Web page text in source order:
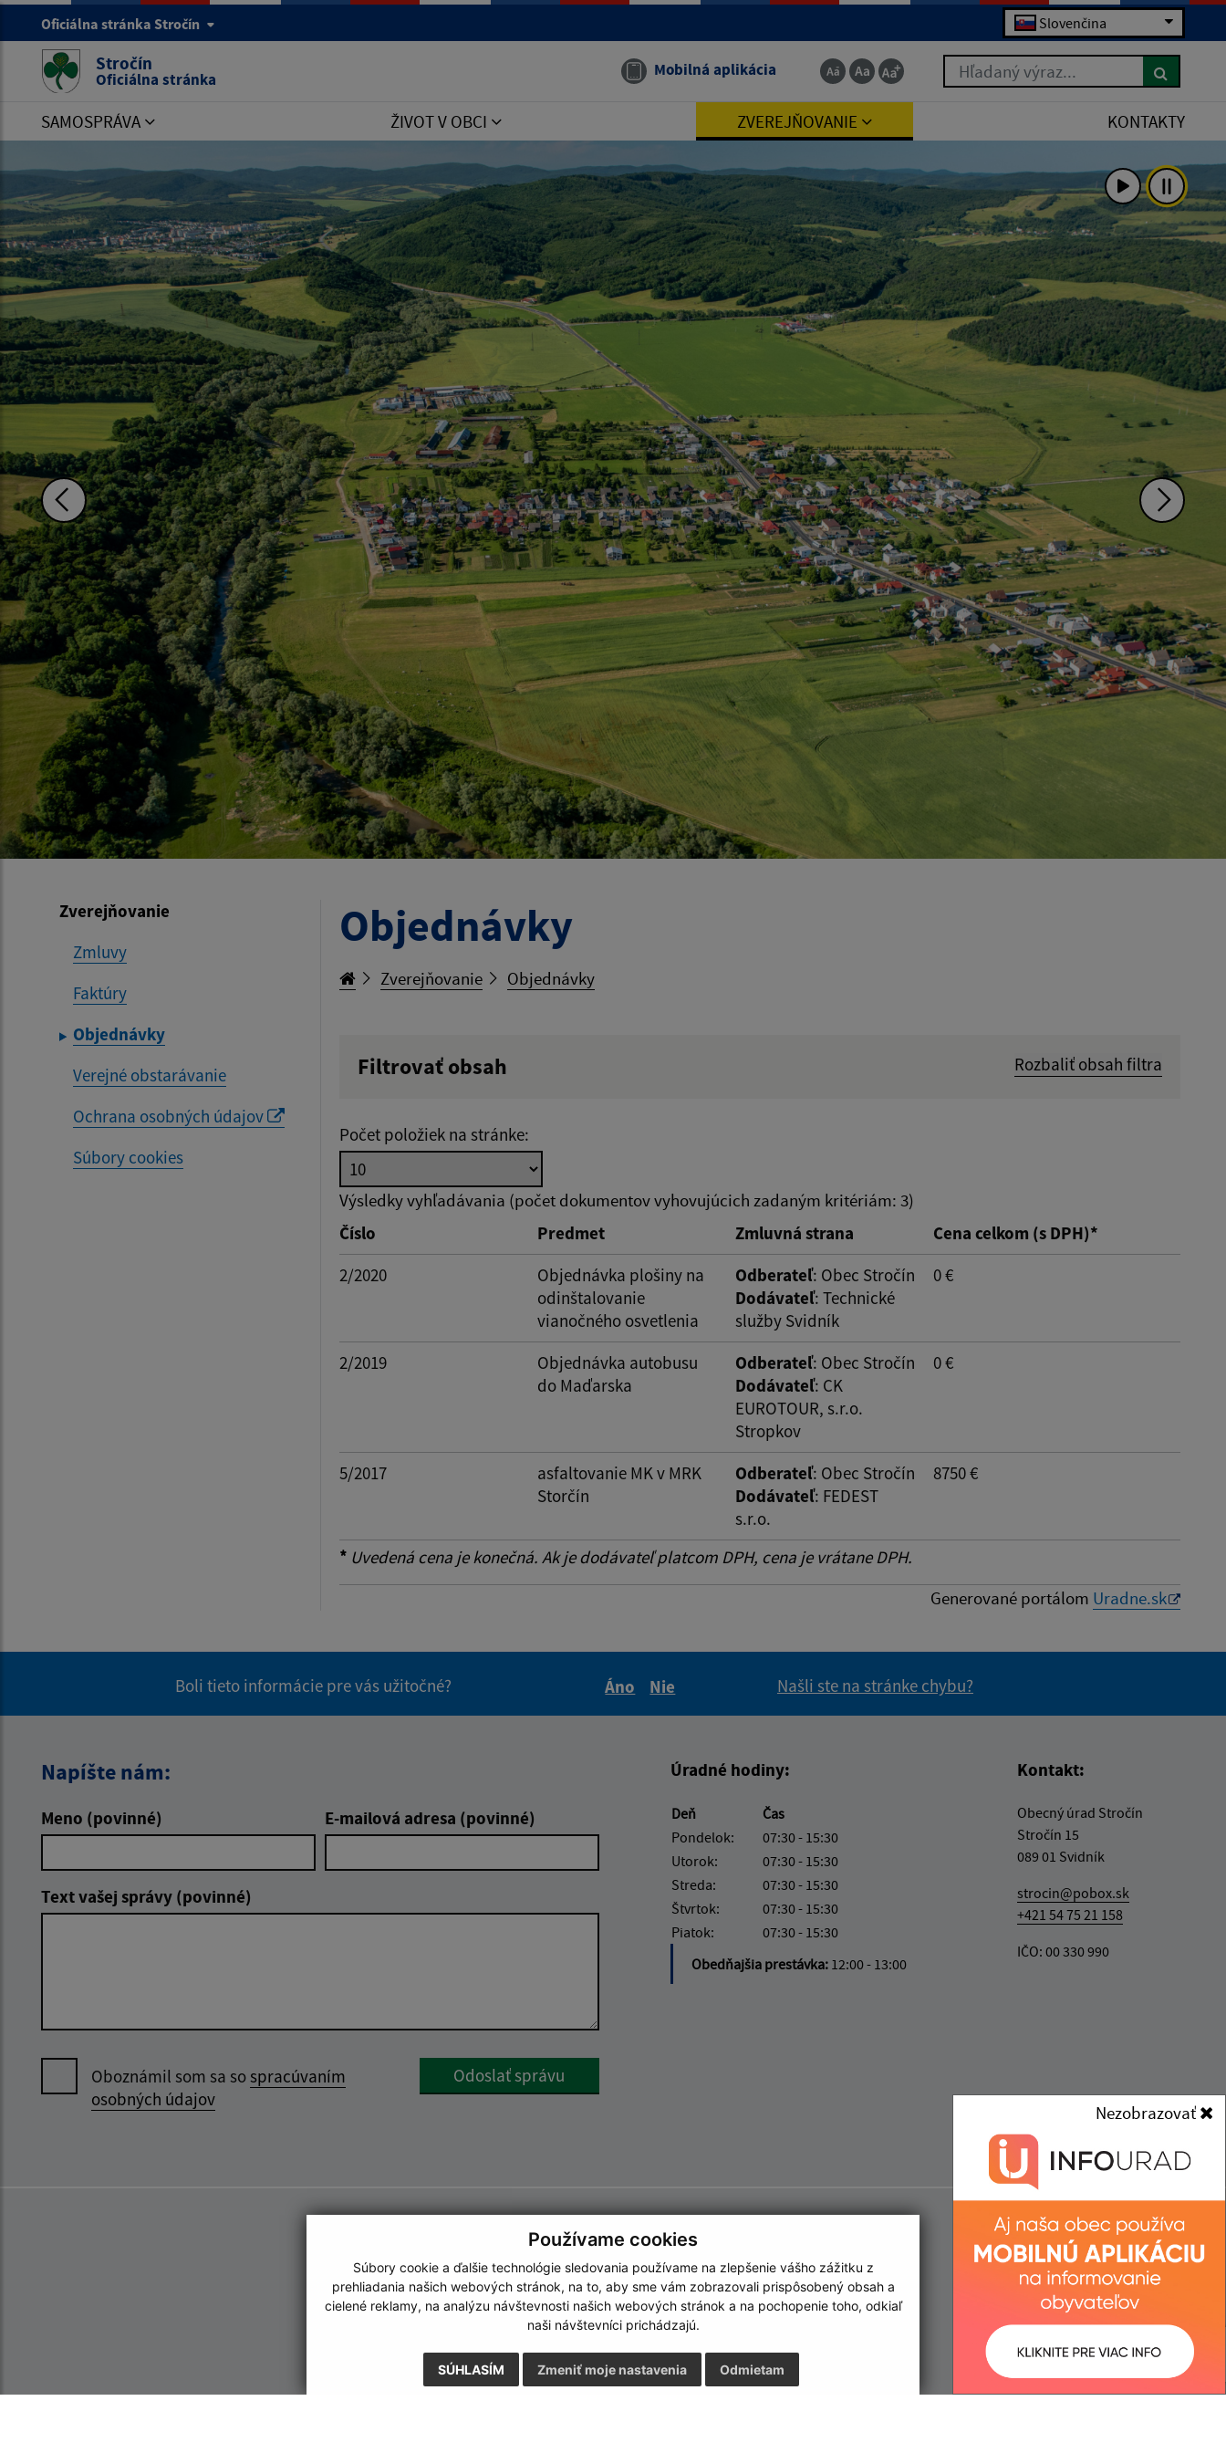
Používame cookies
Súbory cookie a ďalšie technológie sledovania používame na zlepšenie vášho zážitku z
prehliadania našich webových stránok, na to, aby sme vám zobrazovali prispôsobený obsah a
cielené reklamy, na analýzu návštevnosti našich webových stránok a na pochopenie toho, odkiaľ
naši návštevníci prichádzajú.
SÚHLASÍM Odmietam
Zmeniť moje nastavenia
Nezobrazovať
Oficiálna stránka Stročín Slovenčina
Stročín
Oficiálna stránka Mobilná aplikácia Hľadaný výraz...
SAMOSPRÁVA ŽIVOT V OBCI ZVEREJŇOVANIE KONTAKTY
Zverejňovanie
Zmluvy
Faktúry
Objednávky
Verejné obstarávanie
Ochrana osobných údajov
Súbory cookies
Objednávky
Zverejňovanie Objednávky
Filtrovať obsah
Rozbaliť obsah filtra
Typ dátumu:
Suma od: Suma do:
Filtrovať Reset
Počet položiek na stránke:
Výsledky vyhľadávania (počet dokumentov vyhovujúcich zadaným kritériám: 3)
Číslo
Predmet Zmluvná strana
Cena celkom (s DPH)*
2/2020
Objednávka plošiny na
odinštalovanie
vianočného osvetlenia
Odberateľ: Obec Stročín
Dodávateľ: Technické
služby Svidník
0 €
2/2019
Objednávka autobusu
do Maďarska
Odberateľ: Obec Stročín
Dodávateľ: CK
EUROTOUR, s.r.o.
Stropkov
0 €
5/2017
asfaltovanie MK v MRK
Storčín
Odberateľ: Obec Stročín
Dodávateľ: FEDEST
s.r.o.
8750 €
* Uvedená cena je konečná. Ak je dodávateľ platcom DPH, cena je vrátane DPH.
Generované portálom Uradne.sk
Boli tieto informácie pre vás užitočné?
Áno
Nie
Našli ste na stránke chybu?
Napíšte nám:
Meno (povinné) E-mailová adresa (povinné)
Text vašej správy (povinné)
Oboznámil som sa sospracúvaním
osobných údajov
Odoslať správu
Úradné hodiny:
Deň
Čas
Pondelok:
07:30 - 15:30
Utorok:
07:30 - 15:30
Streda:
07:30 - 15:30
Štvrtok:
07:30 - 15:30
Piatok:
07:30 - 15:30
Obedňajšia prestávka: 12:00 - 13:00
Kontakt:
Obecný úrad Stročín
Stročín 15
089 01 Svidník
strocin@pobox.sk
+421 54 75 21 158
IČO: 00 330 990